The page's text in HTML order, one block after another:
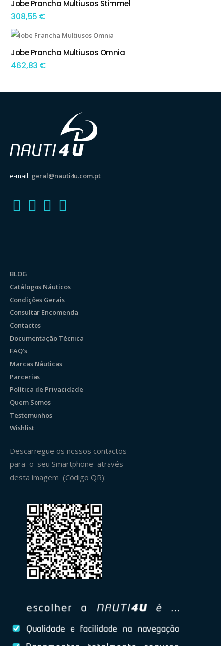
ADICIONAR
Jobe Prancha Multiusos Stimmel
308,55 €
ADICIONAR
Jobe Prancha Multiusos Omnia
462,83 €
e-mail: geral@nauti4u.com.pt
BLOG
Catálogos Náuticos
Condições Gerais
Consultar Encomenda
Contactos
Documentação Técnica
FAQ’s
Marcas Náuticas
Parcerias
Política de Privacidade
Quem Somos
Testemunhos
Wishlist
Descarregue os nossos contactos
para o seu Smartphone através
desta imagem (Código QR):